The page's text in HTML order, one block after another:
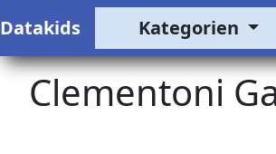
Datakids Kategorien
Clementoni